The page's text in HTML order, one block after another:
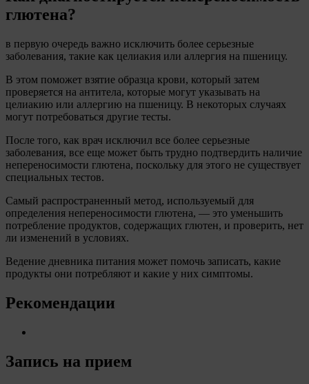
глютена?
в первую очередь важно исключить более серьезные
заболевания, такие как целиакия или аллергия на пшеницу.
В этом поможет взятие образца крови, который затем
проверяется на антитела, которые могут указывать на
целиакию или аллергию на пшеницу. В некоторых случаях
могут потребоваться другие тесты.
После того, как врач исключил все более серьезные
заболевания, все еще может быть трудно подтвердить наличие
непереносимости глютена, поскольку для этого не существует
специальных тестов.
Самый распространенный метод, используемый для
определения непереносимости глютена, — это уменьшить
потребление продуктов, содержащих глютен, и проверить, нет
ли изменений в условиях.
Ведение дневника питания может помочь записать, какие
продукты они потребляют и какие у них симптомы.
Рекомендации
Запись на прием